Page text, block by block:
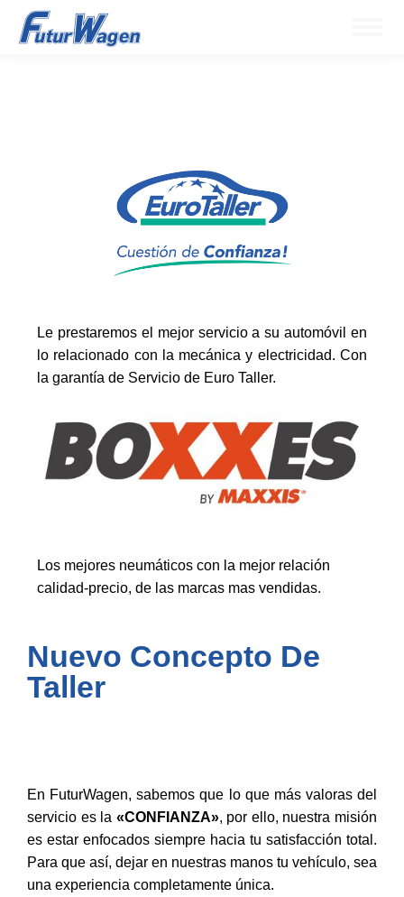
Le prestaremos el mejor servicio a su automóvil en
lo relacionado con la mecánica y electricidad. Con
la garantía de Servicio de Euro Taller.
Los mejores neumáticos con la mejor relación
calidad-precio, de las marcas mas vendidas.
Nuevo Concepto De
Taller
En FuturWagen, sabemos que lo que más valoras del
servicio es la «CONFIANZA», por ello, nuestra misión
es estar enfocados siempre hacia tu satisfacción total.
Para que así, dejar en nuestras manos tu vehículo, sea
una experiencia completamente única.